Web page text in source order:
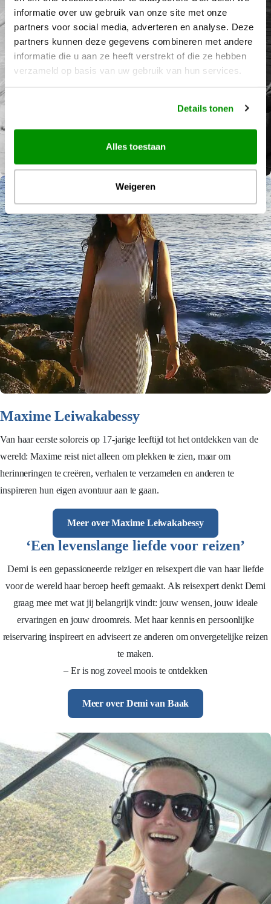
informatie over uw gebruik van onze site met onze
partners voor social media, adverteren en analyse. Deze
partners kunnen deze gegevens combineren met andere
informatie die u aan ze heeft verstrekt of die ze hebben
verzameld op basis van uw gebruik van hun services.
Details tonen
Alles toestaan
Weigeren
Maxime Leiwakabessy
Van haar eerste soloreis op 17-jarige leeftijd tot het ontdekken van de
wereld: Maxime reist niet alleen om plekken te zien, maar om
herinneringen te creëren, verhalen te verzamelen en anderen te
inspireren hun eigen avontuur aan te gaan.
Meer over Maxime Leiwakabessy
‘Een levenslange liefde voor reizen’
Demi is een gepassioneerde reiziger en reisexpert die van haar liefde
voor de wereld haar beroep heeft gemaakt. Als reisexpert denkt Demi
graag mee met wat jij belangrijk vindt: jouw wensen, jouw ideale
ervaringen en jouw droomreis. Met haar kennis en persoonlijke
reiservaring inspireert en adviseert ze anderen om onvergetelijke reizen
te maken.
– Er is nog zoveel moois te ontdekken
Meer over Demi van Baak